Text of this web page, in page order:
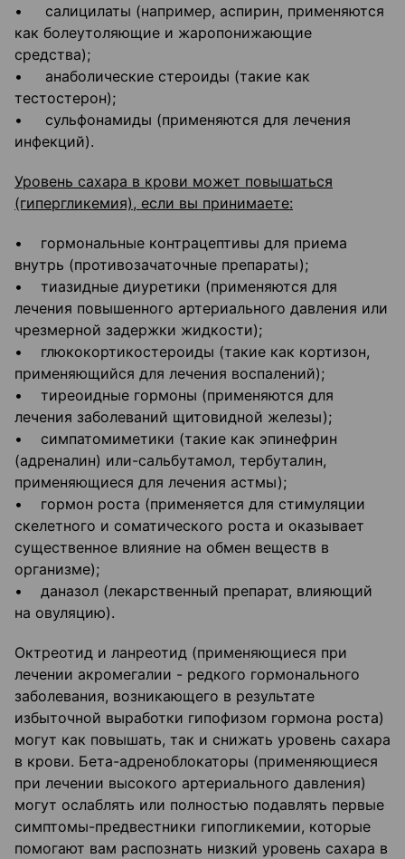
• салицилаты (например, аспирин, применяются
как болеутоляющие и жаропонижающие
средства);
• анаболические стероиды (такие как
тестостерон);
• сульфонамиды (применяются для лечения
инфекций).
Уровень сахара в крови может повышаться
(гипергликемия), если вы принимаете:
• гормональные контрацептивы для приема
внутрь (противозачаточные препараты);
• тиазидные диуретики (применяются для
лечения повышенного артериального давления или
чрезмерной задержки жидкости);
• глюкокортикостероиды (такие как кортизон,
применяющийся для лечения воспалений);
• тиреоидные гормоны (применяются для
лечения заболеваний щитовидной железы);
• симпатомиметики (такие как эпинефрин
(адреналин) или-сальбутамол, тербуталин,
применяющиеся для лечения астмы);
• гормон роста (применяется для стимуляции
скелетного и соматического роста и оказывает
существенное влияние на обмен веществ в
организме);
• даназол (лекарственный препарат, влияющий
на овуляцию).
Октреотид и ланреотид (применяющиеся при
лечении акромегалии - редкого гормонального
заболевания, возникающего в результате
избыточной выработки гипофизом гормона роста)
могут как повышать, так и снижать уровень сахара
в крови. Бета-адреноблокаторы (применяющиеся
при лечении высокого артериального давления)
могут ослаблять или полностью подавлять первые
симптомы-предвестники гипогликемии, которые
помогают вам распознать низкий уровень сахара в